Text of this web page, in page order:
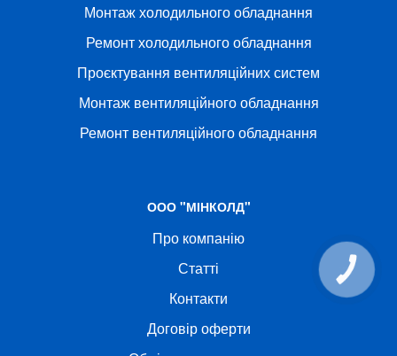
Монтаж холодильного обладнання
Ремонт холодильного обладнання
Проєктування вентиляційних систем
Монтаж вентиляційного обладнання
Ремонт вентиляційного обладнання
ООО "МІНКОЛД"
Про компанію
Статті
Контакти
Договір оферти
КНОПКА
СВЯЗИ